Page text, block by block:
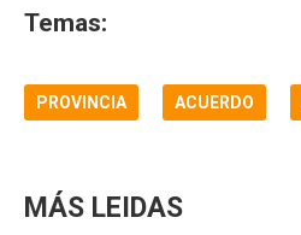
Temas:
PROVINCIA ACUERDO
MÁS LEIDAS